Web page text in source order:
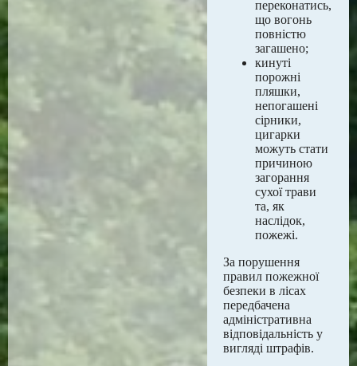
переконатись,
що вогонь
повністю
загашено;
кинуті
порожні
пляшки,
непогашені
сірники,
цигарки
можуть стати
причиною
загорання
сухої трави
та, як
наслідок,
пожежі.
За порушення
правил пожежної
безпеки в лісах
передбачена
адміністративна
відповідальність у
вигляді штрафів.